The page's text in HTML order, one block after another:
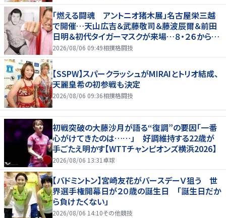
「燃える闘魂 アントニオ猪木展」名古屋栄三越
で開催…天山広吉＆武藤敬司＆藤波辰爾＆前田
日明＆初代タイガーマスクが来場…８・２６から９・
７まで
2026/08/06 09:49相撲格闘技
【SSPW】スパークラッシュがMIRAIとトリオ結成、
天麗皇希の初参戦も決定
2026/08/06 09:36相撲格闘技
初戦突破の大藤沙月が語る“復調”の要因「一番
心がけてきたのは……」 好調維持する22歳が
手ごたえ明かす【WTTチャンピオンズ横浜2026】
2026/08/06 13:31卓球
【バドミントン】宮崎友花がバースデーＶ狙う 世
界選手権開幕日が２０歳の誕生日 「誕生日だか
ら負けたくない」
2026/08/06 14:10その他競技